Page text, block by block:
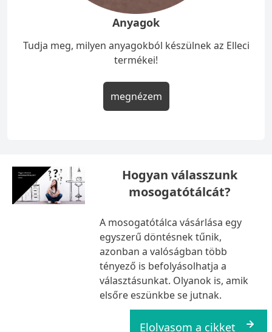
Anyagok
Tudja meg, milyen anyagokból készülnek az Elleci
termékei!
megnézem
Hogyan válasszunk
mosogatótálcát?
A mosogatótálca vásárlása egy
egyszerű döntésnek tűnik,
azonban a valóságban több
tényező is befolyásolhatja a
választásunkat. Olyanok is, amik
elsőre eszünkbe se jutnak.
Elolvasom a cikket